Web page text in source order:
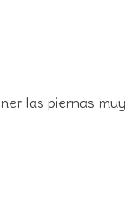
las piernas